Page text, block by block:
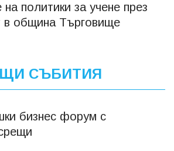
на политики за учене през
в община Търговище
СЪБИТИЯ
бизнес форум с